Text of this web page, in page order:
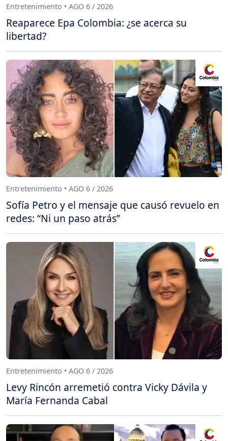
Entretenimiento • AGO 6 / 2026
Reaparece Epa Colombia: ¿se acerca su
libertad?
Entretenimiento • AGO 6 / 2026
Sofía Petro y el mensaje que causó revuelo en
redes: “Ni un paso atrás”
Entretenimiento • AGO 6 / 2026
Levy Rincón arremetió contra Vicky Dávila y
María Fernanda Cabal